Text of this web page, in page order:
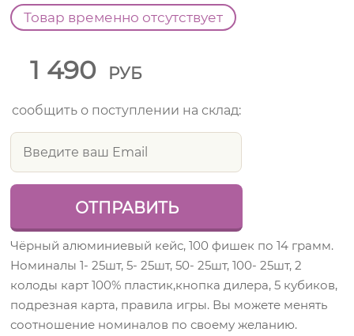
Товар временно отсутствует
1 490 РУБ
сообщить о поступлении на склад:
Чёрный алюминиевый кейс, 100 фишек по 14 грамм.
Номиналы 1- 25шт, 5- 25шт, 50- 25шт, 100- 25шт, 2
колоды карт 100% пластик,кнопка дилера, 5 кубиков,
подрезная карта, правила игры. Вы можете менять
соотношение номиналов по своему желанию.